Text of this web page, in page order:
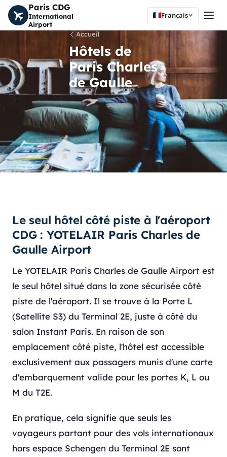
Paris CDG
International
Airport
Français
Accueil
Hôtels de
Paris Charles
de Gaulle
Le seul hôtel côté piste à l'aéroport
CDG : YOTELAIR Paris Charles de
Gaulle Airport
Le YOTELAIR Paris Charles de Gaulle Airport est
le seul hôtel situé dans la zone sécurisée côté
piste de l'aéroport. Il se trouve à la Porte L
(Satellite S3) du Terminal 2E, juste à côté du
salon Instant Paris. En raison de son
emplacement côté piste, l'hôtel est accessible
exclusivement aux passagers munis d'une carte
d'embarquement valide pour les portes K, L ou
M du T2E.
En pratique, cela signifie que seuls les
voyageurs partant pour des vols internationaux
hors espace Schengen du Terminal 2E sont